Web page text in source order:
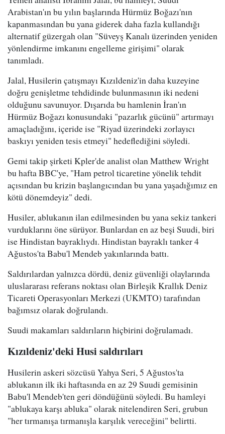
Arabistan'ın bu yılın başlarında Hürmüz Boğazı'nın
kapanmasından bu yana giderek daha fazla kullandığı
alternatif güzergah olan "Süveyş Kanalı üzerinden yeniden
yönlendirme imkanını engelleme girişimi" olarak
tanımladı.
Jalal, Husilerin çatışmayı Kızıldeniz'in daha kuzeyine
doğru genişletme tehdidinde bulunmasının iki nedeni
olduğunu savunuyor. Dışarıda bu hamlenin İran'ın
Hürmüz Boğazı konusundaki "pazarlık gücünü" artırmayı
amaçladığını, içeride ise "Riyad üzerindeki zorlayıcı
baskıyı yeniden tesis etmeyi" hedeflediğini söyledi.
Gemi takip şirketi Kpler'de analist olan Matthew Wright
bu hafta BBC'ye, "Ham petrol ticaretine yönelik tehdit
açısından bu krizin başlangıcından bu yana yaşadığımız en
kötü dönemdeyiz" dedi.
Husiler, ablukanın ilan edilmesinden bu yana sekiz tankeri
vurduklarını öne sürüyor. Bunlardan en az beşi Suudi, biri
ise Hindistan bayraklıydı. Hindistan bayraklı tanker 4
Ağustos'ta Babu'l Mendeb yakınlarında battı.
Saldırılardan yalnızca dördü, deniz güvenliği olaylarında
uluslararası referans noktası olan Birleşik Krallık Deniz
Ticareti Operasyonları Merkezi (UKMTO) tarafından
bağımsız olarak doğrulandı.
Suudi makamları saldırıların hiçbirini doğrulamadı.
Kızıldeniz'deki Husi saldırıları
Husilerin askeri sözcüsü Yahya Seri, 5 Ağustos'ta
ablukanın ilk iki haftasında en az 29 Suudi gemisinin
Babu'l Mendeb'ten geri döndüğünü söyledi. Bu hamleyi
"ablukaya karşı abluka" olarak nitelendiren Seri, grubun
"her tırmanışa tırmanışla karşılık vereceğini" belirtti.